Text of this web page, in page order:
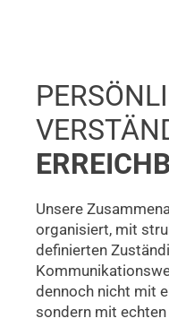
Unsere
organisiert, mit
definierten
dennoch nicht mit
sondern mit echten